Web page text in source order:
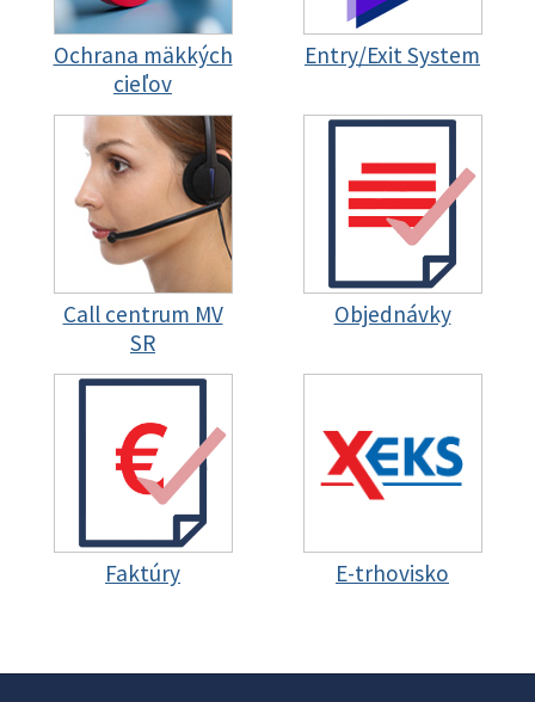
Ochrana mäkkých
cieľov
Entry/Exit System
Call centrum MV
SR
Objednávky
Faktúry E-trhovisko